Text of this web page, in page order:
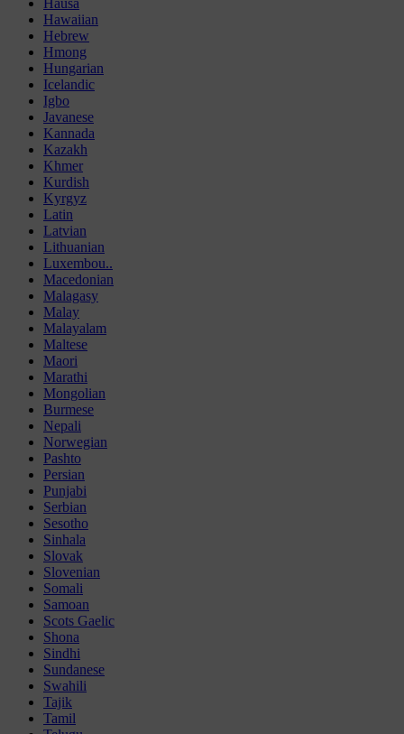
Hausa
Hawaiian
Hebrew
Hmong
Hungarian
Icelandic
Igbo
Javanese
Kannada
Kazakh
Khmer
Kurdish
Kyrgyz
Latin
Latvian
Lithuanian
Luxembou..
Macedonian
Malagasy
Malay
Malayalam
Maltese
Maori
Marathi
Mongolian
Burmese
Nepali
Norwegian
Pashto
Persian
Punjabi
Serbian
Sesotho
Sinhala
Slovak
Slovenian
Somali
Samoan
Scots Gaelic
Shona
Sindhi
Sundanese
Swahili
Tajik
Tamil